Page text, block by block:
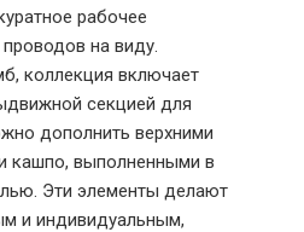
рабочее
на виду.
коллекция включает
секцией для
дополнить верхними
кашпо, выполненными в
Эти элементы делают
и индивидуальным,